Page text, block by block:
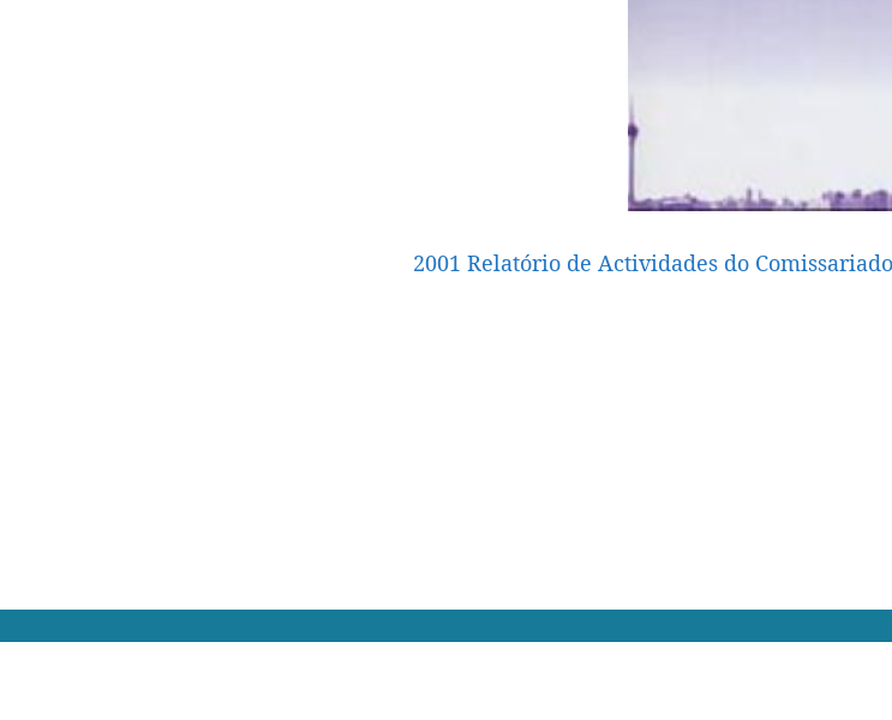
2001 Relatório de Actividades do